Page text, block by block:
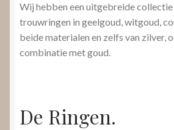
Wij hebben een uitgebreide
trouwringen in geelgoud, witgoud,
beide materialen en zelfs van zilver,
combinatie met goud.
De Ringen.